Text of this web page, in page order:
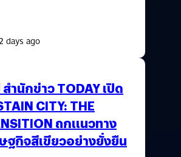
days ago
ำนักข่าว TODAY เปิด
CITY: THE
ถกแนวทาง
ฐกิจสีเขียวอย่างยั่งยืน